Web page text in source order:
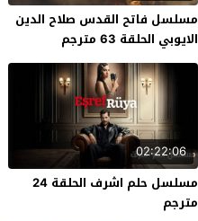
مسلسل فاتح القدس صلاح الدين
الايوبي الحلقة 63 مترجم
02:22:06
مسلسل حلم اشرف الحلقة 24
مترجم